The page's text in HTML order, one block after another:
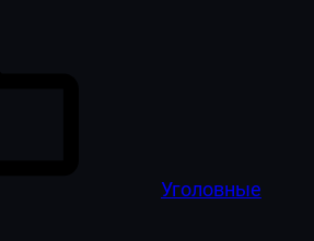
Уголовные